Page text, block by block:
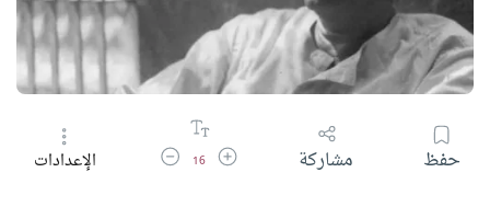
حفظ مشاركة زيادة حجم الخط
16 تقليل حجم الخطالإعدادات